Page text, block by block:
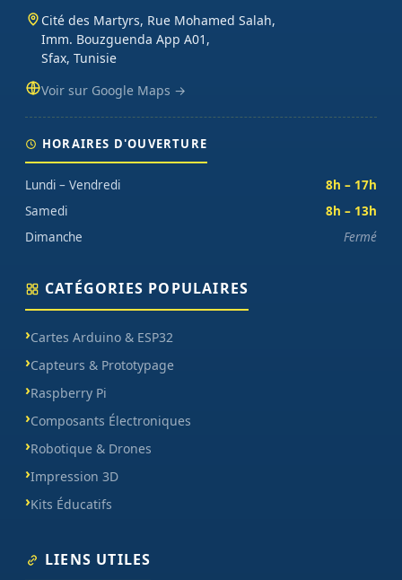
Cité des Martyrs, Rue Mohamed Salah,
Imm. Bouzguenda App A01,
Sfax, Tunisie
Voir sur Google Maps →
HORAIRES D'OUVERTURE
Lundi – Vendredi
8h – 17h
Samedi
8h – 13h
Dimanche
Fermé
CATÉGORIES POPULAIRES
Cartes Arduino & ESP32
Capteurs & Prototypage
Raspberry Pi
Composants Électroniques
Robotique & Drones
Impression 3D
Kits Éducatifs
LIENS UTILES